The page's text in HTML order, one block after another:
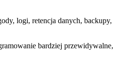
logi, retencja danych, backupy,
bardziej przewidywalne,